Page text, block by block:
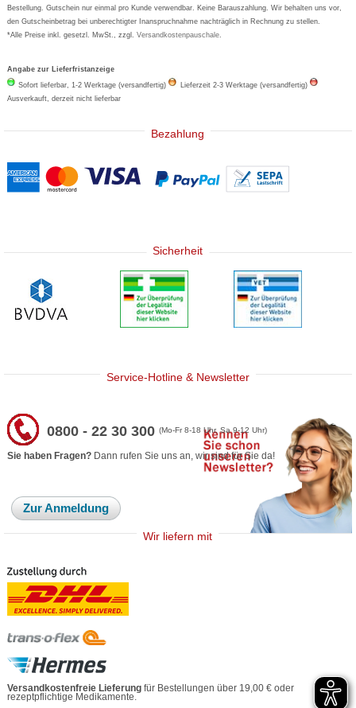
Bestellung. Gutschein nur einmal pro Kunde verwendbar. Keine Barauszahlung. Wir behalten uns vor,
den Gutscheinbetrag bei unberechtigter Inanspruchnahme nachträglich in Rechnung zu stellen.
*Alle Preise inkl. gesetzl. MwSt., zzgl.Versandkostenpauschale.
Angabe zur Lieferfristanzeige
Sofort lieferbar, 1-2 Werktage (versandfertig)
Lieferzeit 2-3 Werktage (versandfertig)
Ausverkauft, derzeit nicht lieferbar
Bezahlung
Sicherheit
Service-Hotline & Newsletter
0800 - 22 30 300(Mo-Fr 8-18 Uhr, Sa 9-12 Uhr)
Sie haben Fragen? Dann rufen Sie uns an, wir sind für Sie da!
Zur Anmeldung
Wir liefern mit
Versandkostenfreie Lieferung für Bestellungen über 19,00 € oder
rezeptpflichtige Medikamente.